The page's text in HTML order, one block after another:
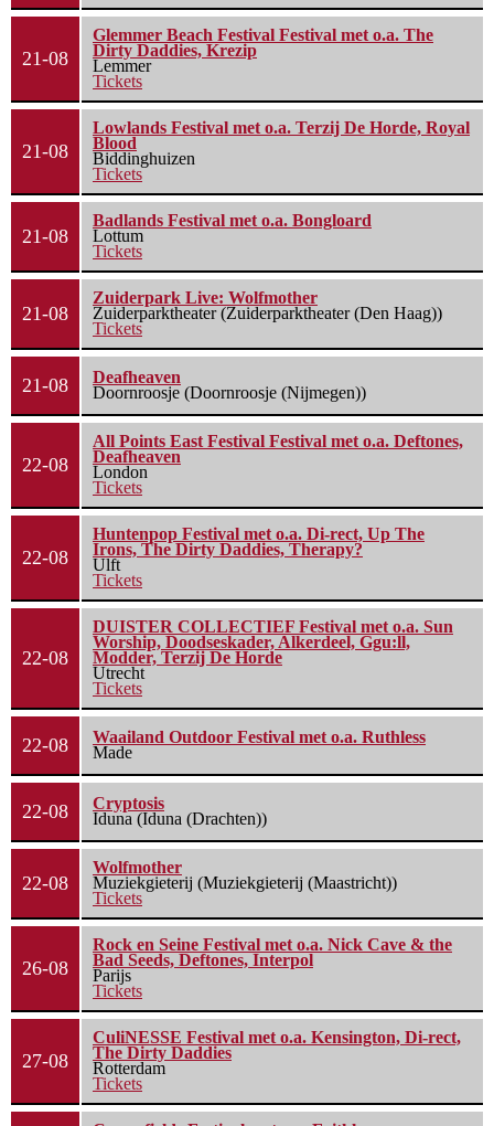
21-08
Glemmer Beach Festival Festival met o.a. The
Dirty Daddies, Krezip
Lemmer
Tickets
21-08
Lowlands Festival met o.a. Terzij De Horde, Royal
Blood
Biddinghuizen
Tickets
21-08
Badlands Festival met o.a. Bongloard
Lottum
Tickets
21-08
Zuiderpark Live: Wolfmother
Zuiderparktheater (Zuiderparktheater (Den Haag))
Tickets
21-08
Deafheaven
Doornroosje (Doornroosje (Nijmegen))
22-08
All Points East Festival Festival met o.a. Deftones,
Deafheaven
London
Tickets
22-08
Huntenpop Festival met o.a. Di-rect, Up The
Irons, The Dirty Daddies, Therapy?
Ulft
Tickets
22-08
DUISTER COLLECTIEF Festival met o.a. Sun
Worship, Doodseskader, Alkerdeel, Ggu:ll,
Modder, Terzij De Horde
Utrecht
Tickets
22-08
Waailand Outdoor Festival met o.a. Ruthless
Made
22-08
Cryptosis
Iduna (Iduna (Drachten))
22-08
Wolfmother
Muziekgieterij (Muziekgieterij (Maastricht))
Tickets
26-08
Rock en Seine Festival met o.a. Nick Cave & the
Bad Seeds, Deftones, Interpol
Parijs
Tickets
27-08
CuliNESSE Festival met o.a. Kensington, Di-rect,
The Dirty Daddies
Rotterdam
Tickets